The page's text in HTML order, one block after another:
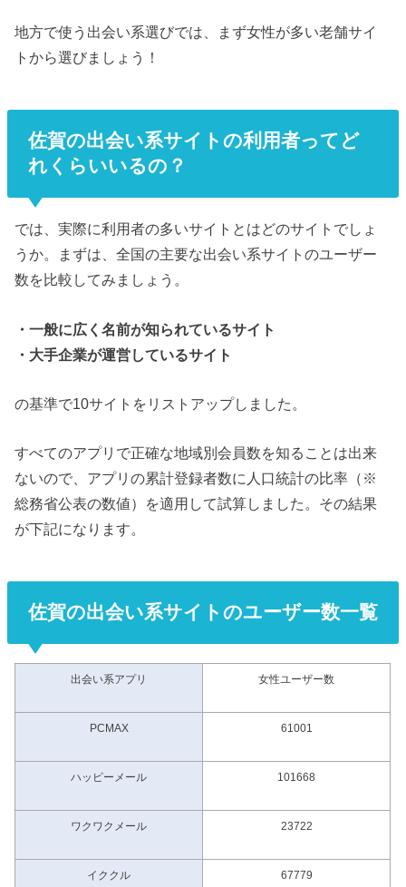
地方で使う出会い系選びでは、まず女性が多い老舗サイ
トから選びましょう！
佐賀の出会い系サイトの利用者ってど
れくらいいるの？
では、実際に利用者の多いサイトとはどのサイトでしょ
うか。まずは、全国の主要な出会い系サイトのユーザー
数を比較してみましょう。
・一般に広く名前が知られているサイト
・大手企業が運営しているサイト
の基準で10サイトをリストアップしました。
すべてのアプリで正確な地域別会員数を知ることは出来
ないので、アプリの累計登録者数に人口統計の比率（※
総務省公表の数値）を適用して試算しました。その結果
が下記になります。
佐賀の出会い系サイトのユーザー数一覧
出会い系アプリ 女性ユーザー数
PCMAX 61001
ハッピーメール 101668
ワクワクメール 23722
イククル 67779